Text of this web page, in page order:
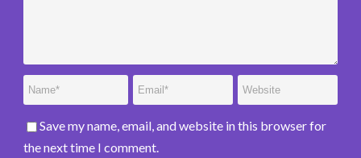
Save my name, email, and website in this browser for
the next time I comment.